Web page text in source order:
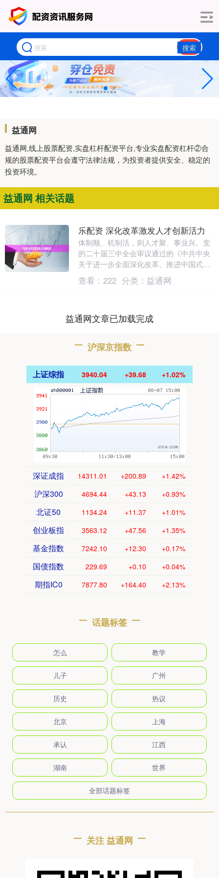
搜索
益通网
益通网,线上股票配资,实盘杠杆配资平台,专业实盘配资杠杆②合
规的股票配资平台会遵守法律法规，为投资者提供安全、稳定的
投资环境。
益通网 相关话题
乐配资 深化改革激发人才创新活力
体制顺、机制活，则人才聚、事业兴。党
的二十届三中全会审议通过的《中共中央
关于进一步全面深化改革、推进中国式现
代化的决定》提出，“强化人才激励机制，
坚持向用人主体....
查看： 222 分类： 益通网
益通网文章已加载完成
沪深京指数
上证综指 3940.04 +39.68 +1.02%
深证成指 14311.01 +200.89 +1.42%
沪深300 4694.44 +43.13 +0.93%
北证50 1134.24 +11.37 +1.01%
创业板指 3563.12 +47.56 +1.35%
基金指数 7242.10 +12.30 +0.17%
国债指数 229.69 +0.10 +0.04%
期指IC0 7877.80 +164.40 +2.13%
话题标签
怎么 教学
儿子 广州
历史 热议
北京 上海
承认 江西
湖南 世界
全部话题标签
关注 益通网